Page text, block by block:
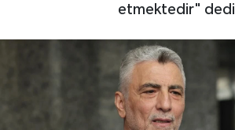
etmektedir" dedi
Coin Isı Haritası
Ekonomik Takvim
Kiripto Para Piyasası